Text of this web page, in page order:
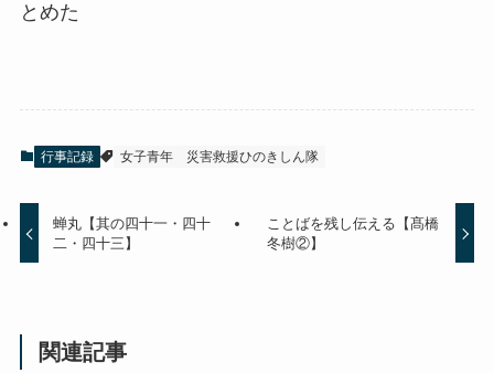
とめた
行事記録 女子青年 災害救援ひのきしん隊
蝉丸【其の四十一・四十
二・四十三】
ことばを残し伝える【髙橋
冬樹②】
関連記事